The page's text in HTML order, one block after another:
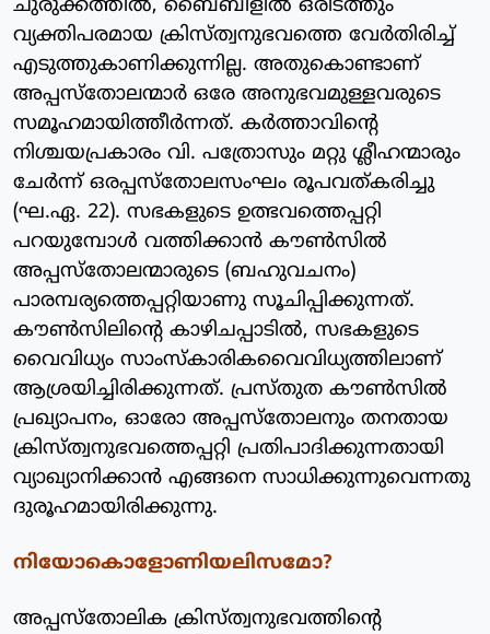
ചുരുക്കത്തില്‍, ബൈബിളില്‍ ഒരിടത്തും
വ്യക്തിപരമായ ക്രിസ്ത്വനുഭവത്തെ വേര്‍തിരിച്ച്
എടുത്തുകാണിക്കുന്നില്ല. അതുകൊണ്ടാണ്
അപ്പസ്‌തോലന്മാര്‍ ഒരേ അനുഭവമുള്ളവരുടെ
സമൂഹമായിത്തീര്‍ന്നത്. കര്‍ത്താവിന്റെ
നിശ്ചയപ്രകാരം വി. പത്രോസും മറ്റു ശ്ലീഹന്മാരും
ചേര്‍ന്ന് ഒരപ്പസ്‌തോലസംഘം രൂപവത്കരിച്ചു
(ഘ.ഏ. 22). സഭകളുടെ ഉത്ഭവത്തെപ്പറ്റി
പറയുമ്പോള്‍ വത്തിക്കാന്‍ കൗണ്‍സില്‍
അപ്പസ്‌തോലന്മാരുടെ (ബഹുവചനം)
പാരമ്പര്യത്തെപ്പറ്റിയാണു സൂചിപ്പിക്കുന്നത്.
കൗണ്‍സിലിന്റെ കാഴിചപ്പാടില്‍, സഭകളുടെ
വൈവിധ്യം സാംസ്‌കാരികവൈവിധ്യത്തിലാണ്
ആശ്രയിച്ചിരിക്കുന്നത്. പ്രസ്തുത കൗണ്‍സില്‍
പ്രഖ്യാപനം, ഓരോ അപ്പസ്‌തോലനും തനതായ
ക്രിസ്ത്വനുഭവത്തെപ്പറ്റി പ്രതിപാദിക്കുന്നതായി
വ്യാഖ്യാനിക്കാന്‍ എങ്ങനെ സാധിക്കുന്നുവെന്നതു
ദുരൂഹമായിരിക്കുന്നു.
നിയോകൊളോണിയലിസമോ?
അപ്പസ്‌തോലിക ക്രിസ്ത്വനുഭവത്തിന്റെ